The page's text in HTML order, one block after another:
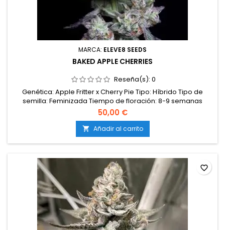
MARCA: ELEVE8 SEEDS
BAKED APPLE CHERRIES
Reseña(s): 0
Genética: Apple Fritter x Cherry Pie Tipo: Híbrido Tipo de
semilla: Feminizada Tiempo de floración: 8-9 semanas
Rendimiento: Muy alto Aroma: Afrutado/Dulce
50,00 €
 Añadir al carrito
favorite_border